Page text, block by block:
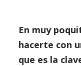
En muy
hacerte con
que es la